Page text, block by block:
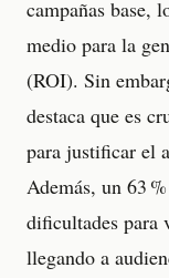
campañas base,
medio para la
(ROI). Sin
destaca que es
para justificar el
Además, un 63
dificultades para
llegando a